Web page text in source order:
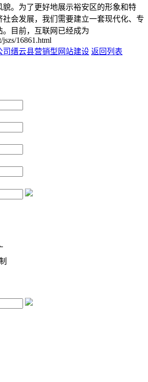
貌。为了更好地展示裕安区的形象和特
会发展，我们需要建立一套现代化、专
。目前，互联网已经成为
16861.html
司缙云县营销型网站建设 返回列表